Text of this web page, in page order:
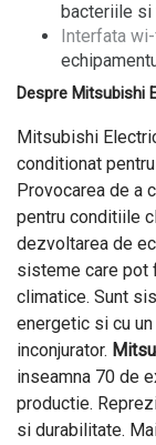
bacteriile si
Interfata
Despre Mitsubishi
Mitsubishi
conditionat
Provocarea de a
pentru conditiile
dezvoltarea de
sisteme care pot
climatice. Sunt
energetic si cu
inconjurator.
inseamna 70 de
productie.
si durabilitate.